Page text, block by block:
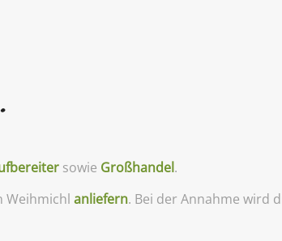
sowie Großhandel.
Weihmichl anliefern. Bei der Annahme wird